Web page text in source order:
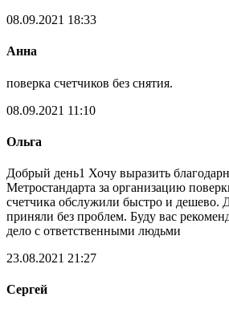
08.09.2021 18:33
Анна
поверка счетчиков без снятия.
08.09.2021 11:10
Ольга
Добрый день1 Хочу выразить
Метростандарта за организацию
счетчика обслужили быстро и
приняли без проблем. Буду вас
дело с ответственными людьми
23.08.2021 21:27
Сергей